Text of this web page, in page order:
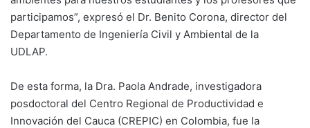
participamos”, expresó el Dr. Benito Corona, director del
Departamento de Ingeniería Civil y Ambiental de la
UDLAP.
De esta forma, la Dra. Paola Andrade, investigadora
posdoctoral del Centro Regional de Productividad e
Innovación del Cauca (CREPIC) en Colombia, fue la